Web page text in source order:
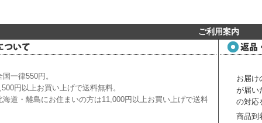
ご利用案内
一律550円。
円以上お買い上げで送料無料。
海道・離島にお住まいの方は11,000円以上お買い上げで送料
お届け
が届い
の対応
商品到